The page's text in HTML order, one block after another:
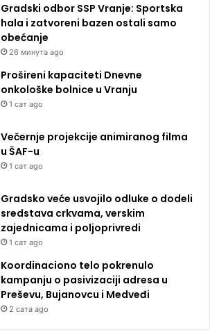
Gradski odbor SSP Vranje: Sportska
hala i zatvoreni bazen ostali samo
obećanje
26 минута ago
Prošireni kapaciteti Dnevne
onkološke bolnice u Vranju
1 сат ago
Večernje projekcije animiranog filma
u ŠAF-u
1 сат ago
Gradsko veće usvojilo odluke o dodeli
sredstava crkvama, verskim
zajednicama i poljoprivredi
1 сат ago
Koordinaciono telo pokrenulo
kampanju o pasivizaciji adresa u
Preševu, Bujanovcu i Medveđi
2 сата ago